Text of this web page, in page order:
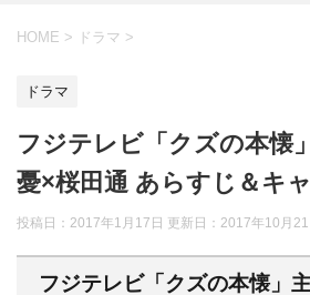
HOME > ドラマ >
ドラマ
フジテレビ「クズの本懐
憂×桜田通 あらすじ＆キ
投稿日：2017年1月17日 更新日： 2017年10月21
フジテレビ「クズの本懐」